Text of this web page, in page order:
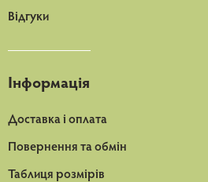
Відгуки
Інформація
Доставка і оплата
Повернення та обмін
Таблиця розмірів